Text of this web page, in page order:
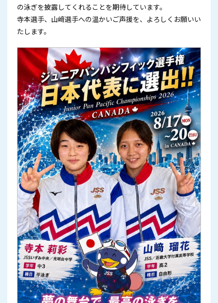
の泳ぎを披露してくれることを期待しています。
寺本選手、山﨑選手への温かいご声援を、よろしくお願いい
たします。